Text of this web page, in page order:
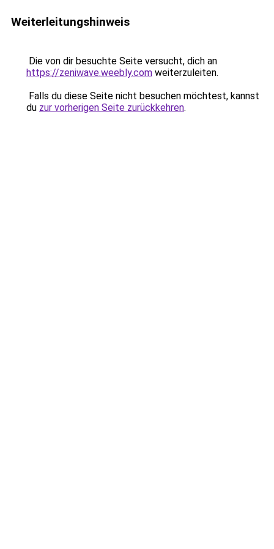
Weiterleitungshinweis
Die von dir besuchte Seite versucht, dich an
https://zeniwave.weebly.com weiterzuleiten.
Falls du diese Seite nicht besuchen möchtest, kannst
du zur vorherigen Seite zurückkehren.